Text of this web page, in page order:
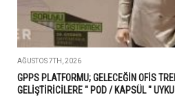
AĞUSTOS 7TH, 2026
GPPS PLATFORMU; GELECEĞİN OFİS
GELİŞTİRİCİLERE " POD / KAPSÜL "